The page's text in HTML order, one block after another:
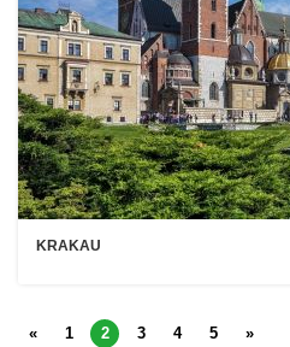
KRAKAU
« 1 2 3 4 5 »